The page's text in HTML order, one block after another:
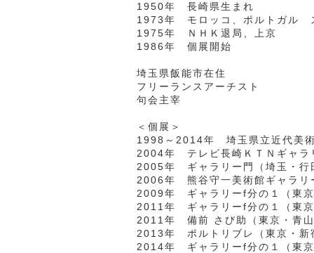
1950年 長崎県生まれ
1973年 モロッコ、ポルトガル
1975年 ＮＨＫ退局、上京
1986年 個展開始
埼玉県飯能市在住
フリーランスアーチスト
句会主宰
＜個展＞
1998～2014年 埼玉県立近代美
2004年 テレビ長崎ＫＴＮギャラ
2005年 ギャラリー門（埼玉・行
2006年 熊谷守一美術館ギャラリ
2009年 ギャラリーf分の１（東
2011年 ギャラリーf分の１（東
2011年 備前 さび助（東京・青
2013年 ポルトリブレ（東京・新
2014年 ギャラリーf分の１（東